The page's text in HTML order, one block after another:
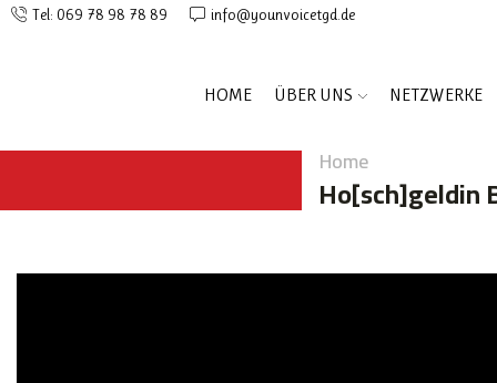
Tel: 069 78 98 78 89 info@younvoicetgd.de
HOME ÜBER UNS NETZWERKE
Home
Ho[sch]geldin